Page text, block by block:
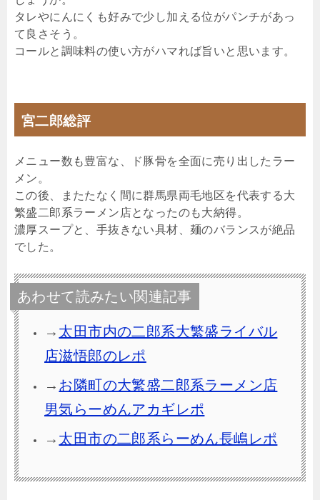
タレやにんにくも好みで少し加える位がパンチがあっ
て良さそう。
コールと調味料の使い方がハマれば旨いと思います。
宮二郎総評
メニュー数も豊富な、ド豚骨を全面に売り出したラー
メン。
この後、またたなく間に群馬県両毛地区を代表する大
繁盛二郎系ラーメン店となったのも大納得。
濃厚スープと、手抜きない具材、麺のバランスが絶品
でした。
あわせて読みたい関連記事
→ 太田市内の二郎系大繁盛ライバル
店滋悟郎のレポ
→ お隣町の大繁盛二郎系ラーメン店
男気らーめんアカギレポ
→ 太田市の二郎系らーめん長嶋レポ